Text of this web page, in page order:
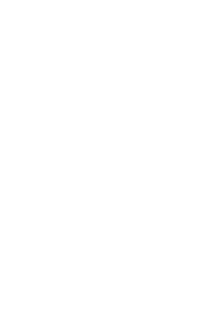
解説！安心し
公式ガイドで